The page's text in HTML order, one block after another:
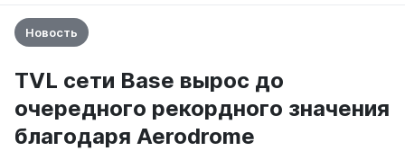
Новость
TVL сети Base вырос до
очередного рекордного значения
благодаря Aerodrome